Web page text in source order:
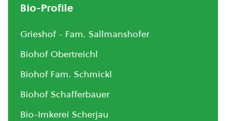
Bio-Profile
Grieshof - Fam. Sallmanshofer
Biohof Obertreichl
Biohof Fam. Schmickl
Biohof Schafferbauer
Bio-Imkerei Scherjau